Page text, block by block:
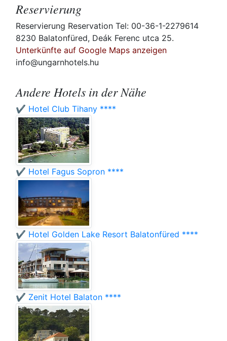
Reservierung
Reservierung Reservation Tel: 00-36-1-2279614
8230 Balatonfüred, Deák Ferenc utca 25.
Unterkünfte auf Google Maps anzeigen
info@ungarnhotels.hu
Andere Hotels in der Nähe
✔️ Hotel Club Tihany ****
✔️ Hotel Fagus Sopron ****
✔️ Hotel Golden Lake Resort Balatonfüred ****
✔️ Zenit Hotel Balaton ****